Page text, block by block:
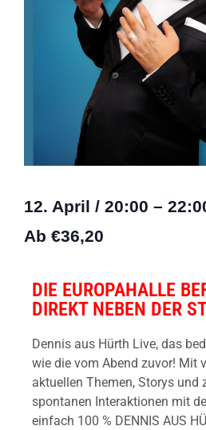
12. April / 20:00 –
Ab €36,20
DIE EUROPAHALLE
DIREKT NEBEN DER
Dennis aus Hürth Live, das
wie die vom Abend zuvor! Mit
aktuellen Themen, Storys und
spontanen Interaktionen mit
einfach 100 % DENNIS AUS